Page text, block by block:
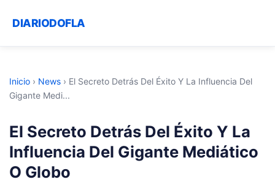
DIARIODOFLA
Inicio › News › El Secreto Detrás Del Éxito Y La Influencia Del
Gigante Medi...
El Secreto Detrás Del Éxito Y La
Influencia Del Gigante Mediático
O Globo